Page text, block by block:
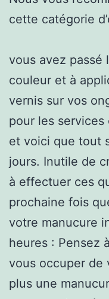
cette catégorie
vous avez passé
couleur et à
vernis sur vos
pour les services
et voici que tout
jours. Inutile de
à effectuer ces
prochaine fois
votre manucure
heures : Pensez
vous occuper de
plus une